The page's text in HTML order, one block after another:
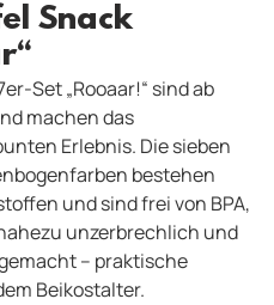
Snack
Set „Rooaar!“ sind ab
machen das
Erlebnis. Die sieben
bestehen
und sind frei von BPA,
unzerbrechlich und
– praktische
Beikostalter.